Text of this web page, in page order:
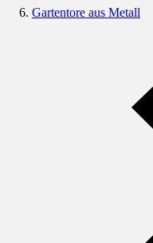
Gartentore aus Metall